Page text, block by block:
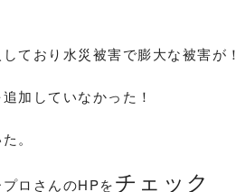
ており水災被害で膨大な被害が！
加していなかった！
。
ロさんのHPをチェック